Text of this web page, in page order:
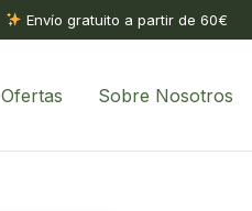
Envío gratuito a partir de 60€
Ofertas Sobre Nosotros